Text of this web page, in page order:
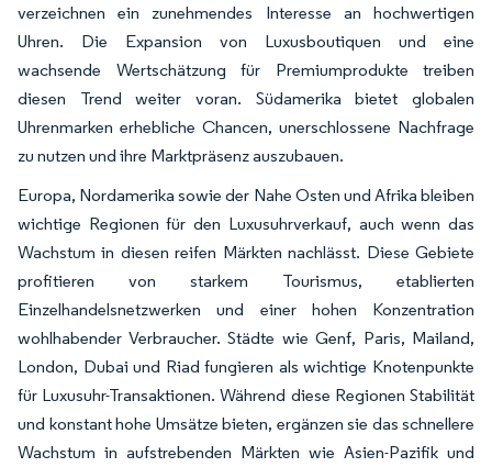
verzeichnen ein zunehmendes Interesse an hochwertigen
Uhren. Die Expansion von Luxusboutiquen und eine
wachsende Wertschätzung für Premiumprodukte treiben
diesen Trend weiter voran. Südamerika bietet globalen
Uhrenmarken erhebliche Chancen, unerschlossene Nachfrage
zu nutzen und ihre Marktpräsenz auszubauen.
Europa, Nordamerika sowie der Nahe Osten und Afrika bleiben
wichtige Regionen für den Luxusuhrverkauf, auch wenn das
Wachstum in diesen reifen Märkten nachlässt. Diese Gebiete
profitieren von starkem Tourismus, etablierten
Einzelhandelsnetzwerken und einer hohen Konzentration
wohlhabender Verbraucher. Städte wie Genf, Paris, Mailand,
London, Dubai und Riad fungieren als wichtige Knotenpunkte
für Luxusuhr-Transaktionen. Während diese Regionen Stabilität
und konstant hohe Umsätze bieten, ergänzen sie das schnellere
Wachstum in aufstrebenden Märkten wie Asien-Pazifik und